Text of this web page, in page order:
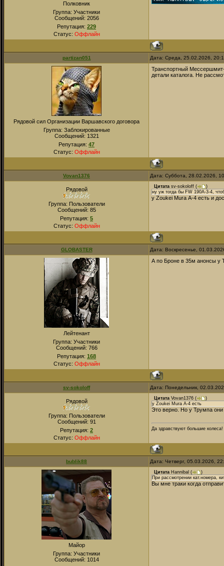
Полковник
Группа: Участники
Сообщений: 2056
Репутация: 229
Статус: Оффлайн
partizan051 Дата: Среда, 25.02.2026,
Рядовой сил Организации Варшавского договора
Группа: Заблокированные
Сообщений: 1321
Репутация: 47
Статус: Оффлайн
Транспортный Мессершмит-
детали каталога. Не
Vovan1376 Дата: Суббота, 28.02.2026,
Рядовой
Группа: Пользователи
Сообщений: 85
Репутация: 5
Статус: Оффлайн
Цитата sv-sokoloff (
)
ну уж тогда бы FW 190A-3-4,
у Zoukei Mura А-4 есть и
GLOBASTER Дата: Воскресенье,
Лейтенант
Группа: Участники
Сообщений: 766
Репутация: 168
Статус: Оффлайн
А по Броне в 35м анонсы у
sv-sokoloff Дата: Понедельник,
Рядовой
Группа: Пользователи
Сообщений: 91
Репутация: 2
Статус: Оффлайн
Цитата Vovan1376 (
)
у Zoukei Mura А-4 есть
Это верно. Но у Трумпа
Да здравствуют большие колеса!
bublik88 Дата: Четверг, 05.03.2026,
Майор
Группа: Участники
Сообщений: 1014
Цитата Hannibal (
)
При рассмотрении кат.номера,
Вы мне траки когда